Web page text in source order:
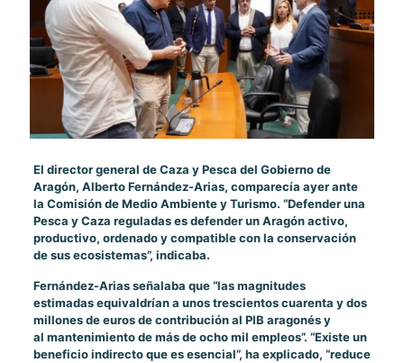
El director general de Caza y Pesca del Gobierno de
Aragón, Alberto Fernández-Arias, comparecía ayer ante
la Comisión de Medio Ambiente y Turismo. “Defender una
Pesca y Caza reguladas es defender un Aragón activo,
productivo, ordenado y compatible con la conservación
de sus ecosistemas”, indicaba.
Fernández-Arias señalaba que “las magnitudes
estimadas equivaldrían a unos trescientos cuarenta y dos
millones de euros de contribución al PIB aragonés y
al mantenimiento de más de ocho mil empleos”. “Existe un
beneficio indirecto que es esencial”, ha explicado, “reduce